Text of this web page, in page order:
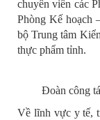
chuyên viên các
Phòng Kế hoạch
bộ Trung tâm
thực phẩm tỉnh.
Đoàn công
Về lĩnh vực y tế,